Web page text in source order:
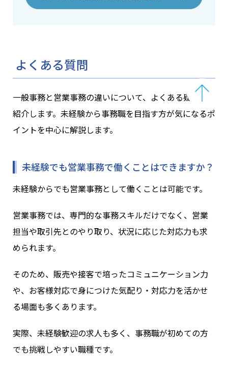
よくある質問
一般事務と営業事務の違いについて、よくある疑問を
紹介します。未経験から事務職を目指す方が気になるポ
イントを中心に解説します。
未経験でも営業事務で働くことはできますか？
未経験からでも営業事務として働くことは可能です。
営業事務では、専門的な事務スキルだけでなく、営業
担当や取引先とのやり取り、状況に応じた対応力も求
められます。
そのため、販売や接客で培ったコミュニケーション力
や、お客様対応で身につけた気配り・対応力を活かせ
る場面も多くあります。
実際、未経験歓迎の求人も多く、事務職が初めての方
でも挑戦しやすい職種です。